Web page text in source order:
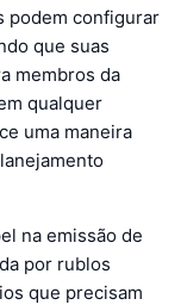
podem configurar
que suas
membros da
qualquer
uma maneira
na emissão de
por rublos
que precisam